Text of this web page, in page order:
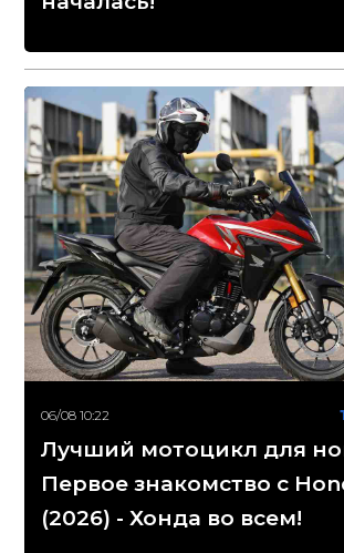
06/08 10:22
Лучший мотоцикл для
Первое знакомство с
(2026) - Хонда во всем!